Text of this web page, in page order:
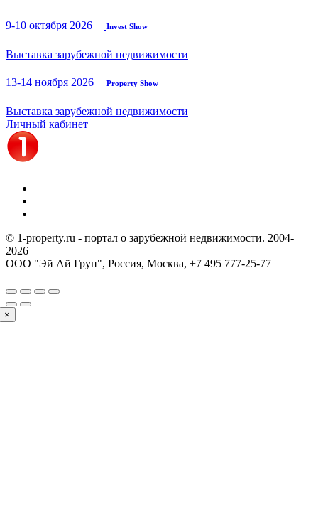
9-10 октября 2026 Invest Show
Выставка зарубежной недвижимости
13-14 ноября 2026 Property Show
Выставка зарубежной недвижимости
Личный кабинет
© 1-property.ru - портал о зарубежной недвижимости. 2004-
2026
ООО "Эй Ай Груп", Россия, Москва, +7 495 777-25-77
×